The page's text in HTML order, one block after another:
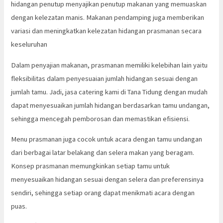
hidangan penutup menyajikan penutup makanan yang memuaskan
dengan kelezatan manis. Makanan pendamping juga memberikan
variasi dan meningkatkan kelezatan hidangan prasmanan secara
keseluruhan
Dalam penyajian makanan, prasmanan memiliki kelebihan lain yaitu
fleksibilitas dalam penyesuaian jumlah hidangan sesuai dengan
jumlah tamu. Jadi, jasa catering kami di Tana Tidung dengan mudah
dapat menyesuaikan jumlah hidangan berdasarkan tamu undangan,
sehingga mencegah pemborosan dan memastikan efisiensi.
Menu prasmanan juga cocok untuk acara dengan tamu undangan
dari berbagai latar belakang dan selera makan yang beragam.
Konsep prasmanan memungkinkan setiap tamu untuk
menyesuaikan hidangan sesuai dengan selera dan preferensinya
sendiri, sehingga setiap orang dapat menikmati acara dengan
puas.